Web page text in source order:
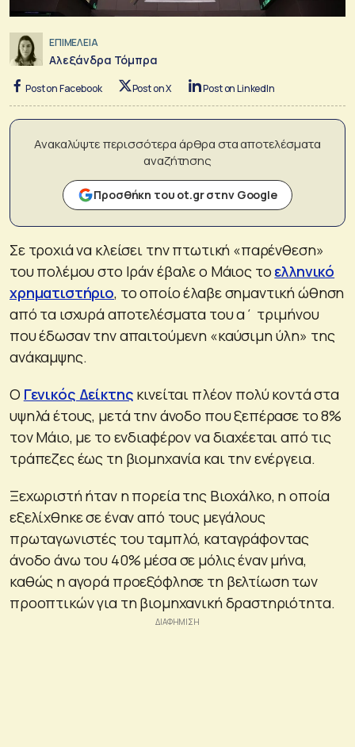
ΕΠΙΜΕΛΕΙΑ
Αλεξάνδρα Τόμπρα
Post on Facebook Post on X Post on LinkedIn
Ανακαλύψτε περισσότερα άρθρα στα αποτελέσματα
αναζήτησης
Προσθήκη του ot.gr στην Google
Σε τροχιά να κλείσει την πτωτική «παρένθεση»
του πολέμου στο Ιράν έβαλε ο Μάιος το ελληνικό
χρηματιστήριο, το οποίο έλαβε σημαντική ώθηση
από τα ισχυρά αποτελέσματα του α΄ τριμήνου
που έδωσαν την απαιτούμενη «καύσιμη ύλη» της
ανάκαμψης.
Ο Γενικός Δείκτης κινείται πλέον πολύ κοντά στα
υψηλά έτους, μετά την άνοδο που ξεπέρασε το 8%
τον Μάιο, με το ενδιαφέρον να διαχέεται από τις
τράπεζες έως τη βιομηχανία και την ενέργεια.
Ξεχωριστή ήταν η πορεία της Βιοχάλκο, η οποία
εξελίχθηκε σε έναν από τους μεγάλους
πρωταγωνιστές του ταμπλό, καταγράφοντας
άνοδο άνω του 40% μέσα σε μόλις έναν μήνα,
καθώς η αγορά προεξόφλησε τη βελτίωση των
προοπτικών για τη βιομηχανική δραστηριότητα.